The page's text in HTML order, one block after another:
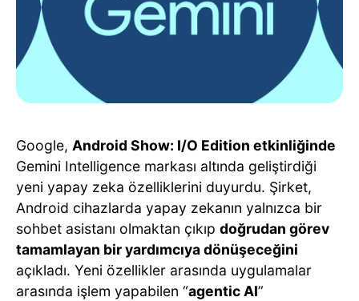
Google, Android Show: I/O Edition etkinliğinde
Gemini Intelligence markası altında geliştirdiği
yeni yapay zeka özelliklerini duyurdu. Şirket,
Android cihazlarda yapay zekanın yalnızca bir
sohbet asistanı olmaktan çıkıp doğrudan görev
tamamlayan bir yardımcıya dönüşeceğini
açıkladı. Yeni özellikler arasında uygulamalar
arasında işlem yapabilen “agentic AI”